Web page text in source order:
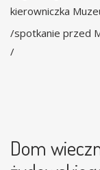
kierowniczka
/spotkanie przed
/
Dom